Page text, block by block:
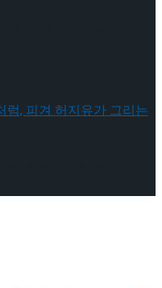
안무가 신예지가 그
처럼, 피겨 허지유가